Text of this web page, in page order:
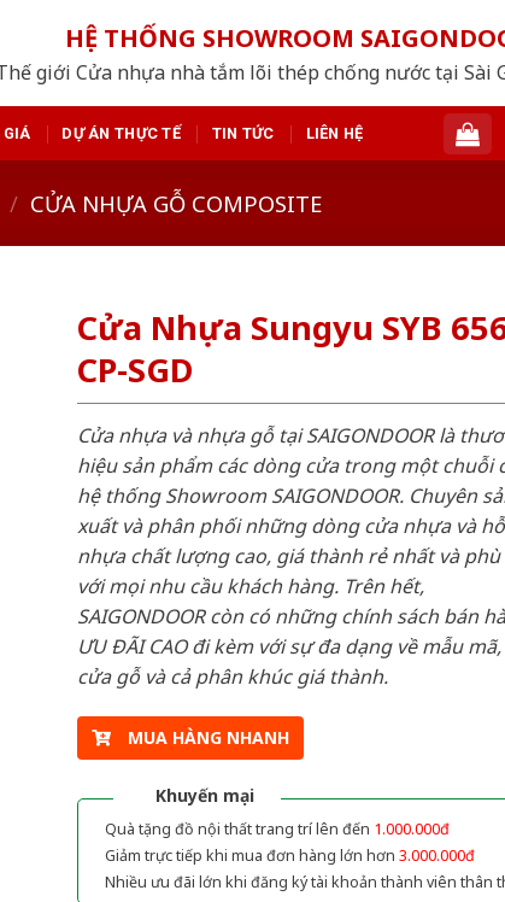
HỆ THỐNG SHOWROOM
giới Cửa nhựa nhà tắm lõi thép chống nước tại Sài
GIÁ DỰ ÁN THỰC TẾ TIN TỨC LIÊN HỆ
/ CỬA NHỰA GỖ COMPOSITE
Cửa Nhựa Sungyu SYB
CP-SGD
Cửa nhựa và nhựa gỗ tại SAIGONDOOR là
hiệu sản phẩm các dòng cửa trong một chuỗi
hệ thống Showroom SAIGONDOOR. Chuyên
xuất và phân phối những dòng cửa nhựa và
nhựa chất lượng cao, giá thành rẻ nhất và
với mọi nhu cầu khách hàng. Trên hết,
SAIGONDOOR còn có những chính sách bán
ƯU ĐÃI CAO đi kèm với sự đa dạng về mẫu
cửa gỗ và cả phân khúc giá thành.
MUA HÀNG NHANH
Khuyến mại
Quà tặng đồ nội thất trang trí lên đến 1.000.000đ
Giảm trực tiếp khi mua đơn hàng lớn hơn 3.000.000đ
Nhiều ưu đãi lớn khi đăng ký tài khoản thành viên thân